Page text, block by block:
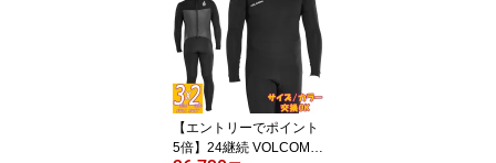
ストジップ 3x2 ウェット
スーツ サーフィン 海外
モデル
【エントリーでポイント
5倍】24継続 VOLCOM